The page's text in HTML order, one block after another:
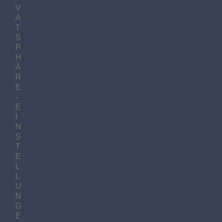
V
A
T
S
P
H
Ä
R
E
-
E
N
S
T
E
U
N
G
E